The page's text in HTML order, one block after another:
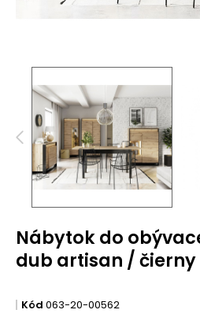
Nábytok do
dub artisan / čierny
Kód 063-20-00562